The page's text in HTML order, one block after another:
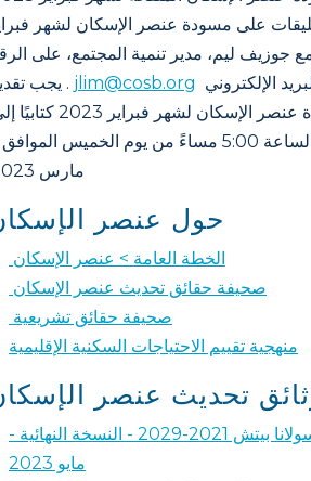
على مسودة عنصر الإسكان لشهر
الإلكتروني jlim@cosb.org . يجب
لشهر فبراير 2023 كتابيًا إلى
مارس 2023.
حول عنصر
الخطة العامة > عنصر الإسكان
صحيفة حقائق تحديث عنصر الإسكان
صحيفة حقائق تشريعية
منهجية تقييم الاحتياجات السكنية الإقليمية
تحديث عنصر
مشروع الإسكان لمدينة سولانا بيتش 2021-2029 - النسخة النهائية -
مايو 2023